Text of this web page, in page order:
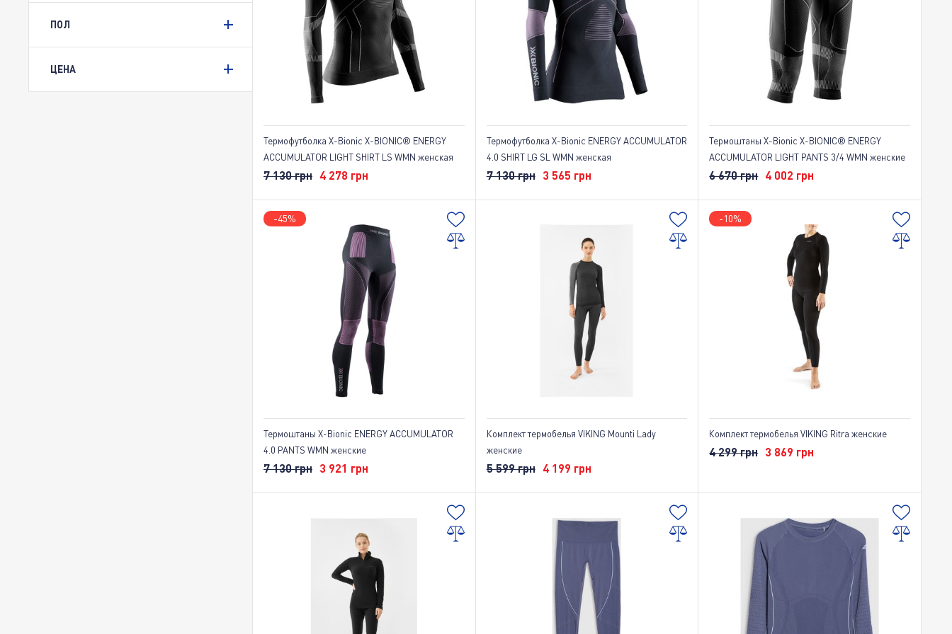
ПОЛ
ЦЕНА
По популярности
Термофутболка X-Bionic X-BIONIC® ENERGY
ACCUMULATOR LIGHT SHIRT LS WMN женская
7 130 грн 4 278 грн
Термофутболка X-Bionic ENERGY ACCUMULATOR
4.0 SHIRT LG SL WMN женская
7 130 грн 3 565 грн
Термоштаны X-Bionic X-BIONIC® ENERGY
ACCUMULATOR LIGHT PANTS 3/4 WMN женские
6 670 грн 4 002 грн
-45%
Термоштаны X-Bionic ENERGY ACCUMULATOR
4.0 PANTS WMN женские
7 130 грн 3 921 грн
Комплект термобелья VIKING Mounti Lady
женские
5 599 грн 4 199 грн
-10%
Комплект термобелья VIKING Ritra женские
4 299 грн 3 869 грн